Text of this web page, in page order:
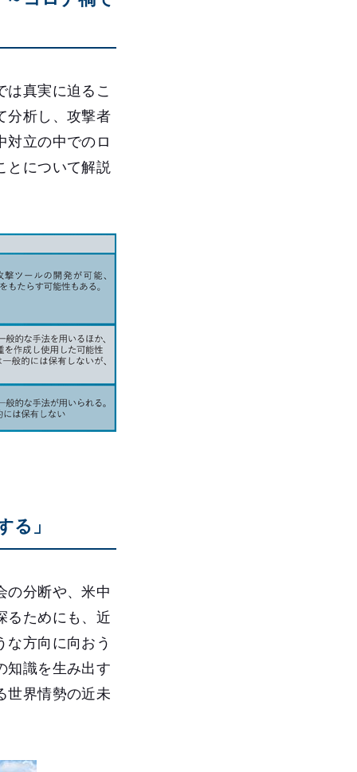
は真実に迫るこ
分析し、攻撃者
対立の中でのロ
とについて解説
」
の分断や、米中
るためにも、近
方向に向おう
知識を生み出す
世界情勢の近未